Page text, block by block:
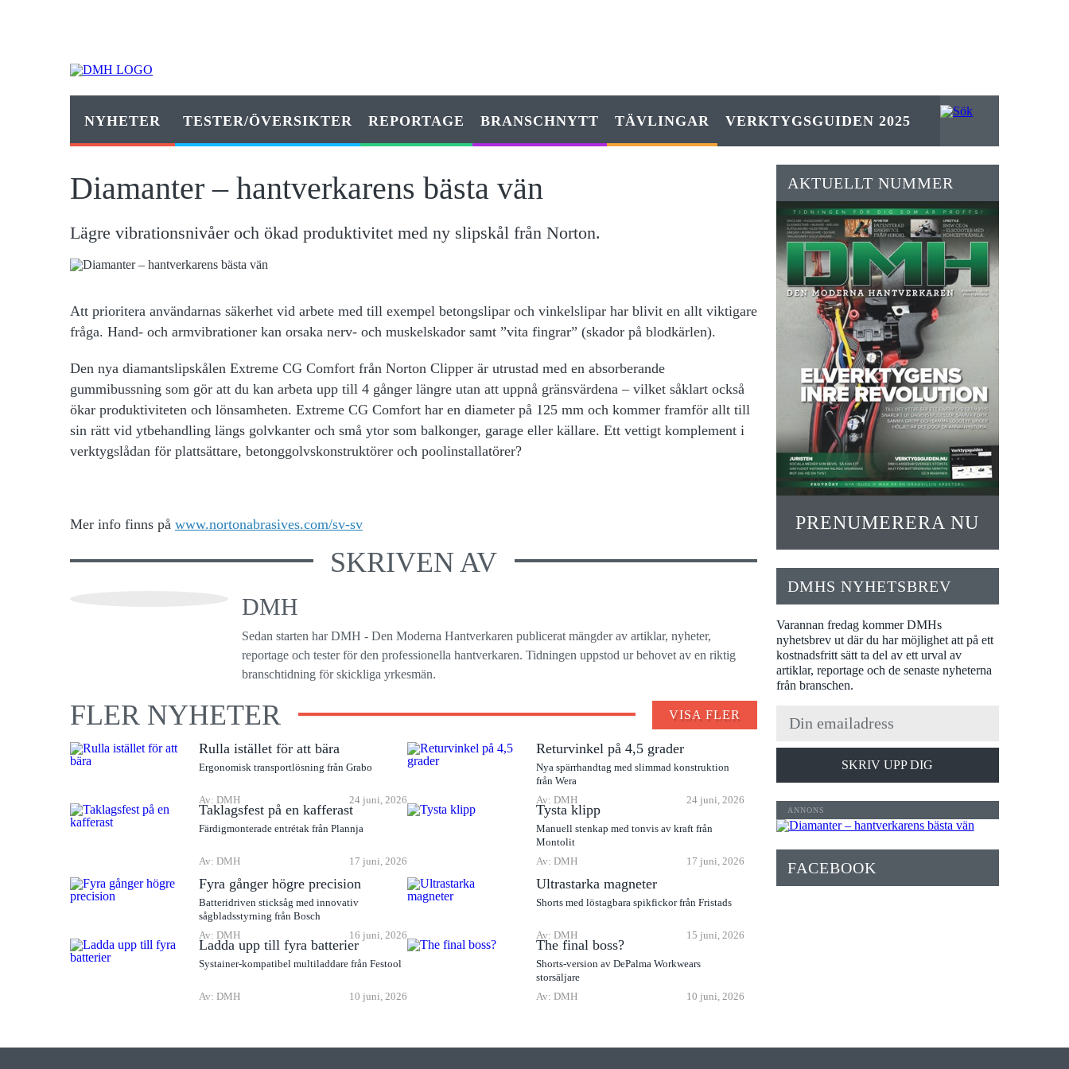
NYHETER TESTER/ÖVERSIKTER REPORTAGE BRANSCHNYTT TÄVLINGAR VERKTYGSGUIDEN 2025
Diamanter – hantverkarens bästa vän
Lägre vibrationsnivåer och ökad produktivitet med ny slipskål från Norton.
Att prioritera användarnas säkerhet vid arbete med till exempel betongslipar och vinkelslipar har blivit en allt viktigare
fråga. Hand- och armvibrationer kan orsaka nerv- och muskelskador samt ”vita fingrar” (skador på blodkärlen).
Den nya diamantslipskålen Extreme CG Comfort från Norton Clipper är utrustad med en absorberande
gummibussning som gör att du kan arbeta upp till 4 gånger längre utan att uppnå gränsvärdena – vilket såklart också
ökar produktiviteten och lönsamheten. Extreme CG Comfort har en diameter på 125 mm och kommer framför allt till
sin rätt vid ytbehandling längs golvkanter och små ytor som balkonger, garage eller källare. Ett vettigt komplement i
verktygslådan för plattsättare, betonggolvskonstruktörer och poolinstallatörer?
Mer info finns på www.nortonabrasives.com/sv-sv
SKRIVEN AV
DMH
Sedan starten har DMH - Den Moderna Hantverkaren publicerat mängder av artiklar, nyheter,
reportage och tester för den professionella hantverkaren. Tidningen uppstod ur behovet av en riktig
branschtidning för skickliga yrkesmän.
FLER NYHETER VISA FLER
Rulla istället för att bära
Ergonomisk transportlösning från Grabo
Av: DMH 24 juni, 2026
Returvinkel på 4,5 grader
Nya spärrhandtag med slimmad konstruktion
från Wera
Av: DMH
24 juni, 2026
Taklagsfest på en kafferast
Färdigmonterade entrétak från Plannja
Av: DMH 17 juni, 2026
Tysta klipp
Manuell stenkap med tonvis av kraft från
Montolit
Av: DMH
17 juni, 2026
Fyra gånger högre precision
Batteridriven sticksåg med innovativ
sågbladsstyrning från Bosch
Av: DMH
16 juni, 2026
Ultrastarka magneter
Shorts med löstagbara spikfickor från Fristads
Av: DMH 15 juni, 2026
Ladda upp till fyra batterier
Systainer-kompatibel multiladdare från Festool
Av: DMH 10 juni, 2026
The final boss?
Shorts-version av DePalma Workwears
storsäljare
Av: DMH
10 juni, 2026
AKTUELLT NUMMER
PRENUMERERA NU
DMHS NYHETSBREV
Varannan fredag kommer DMHs
nyhetsbrev ut där du har möjlighet att på ett
kostnadsfritt sätt ta del av ett urval av
artiklar, reportage och de senaste nyheterna
från branschen.
SKRIV UPP DIG
FACEBOOK